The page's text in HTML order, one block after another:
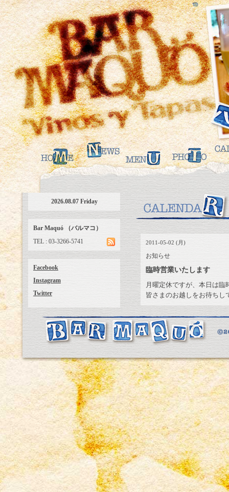
2011-05-02 (月)
お知らせ
臨時営業いたします
月曜定休ですが、本日は臨
皆さまのお越しをお待ちし
2026.08.07 Friday
Bar Maquó （バルマコ）
TEL : 03-3266-5741
Facebook
Instagram
Twitter